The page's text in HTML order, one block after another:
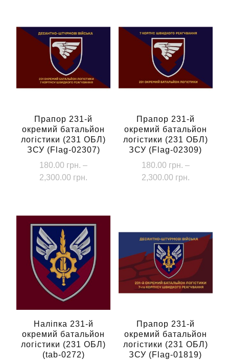
Прапор 231-й
окремий батальйон
логістики (231 ОБЛ)
ЗСУ (Flag-02307)
180.00 грн. –
2,300.00 грн.
180.00 грн.
до
2,300.00 грн.
має
кілька
варіантів.
Параметри
можна
вибрати
на
сторінці
товару
Прапор 231-й
окремий батальйон
логістики (231 ОБЛ)
ЗСУ (Flag-02309)
180.00 грн. –
2,300.00 грн.
2,300.00
кілька
варіантів.
Параметри
можна
вибрати
сторінці
товару
Наліпка 231-й
окремий батальйон
логістики (231 ОБЛ)
(tab-0272)
Прапор 231-й
окремий батальйон
логістики (231 ОБЛ)
ЗСУ (Flag-01819)